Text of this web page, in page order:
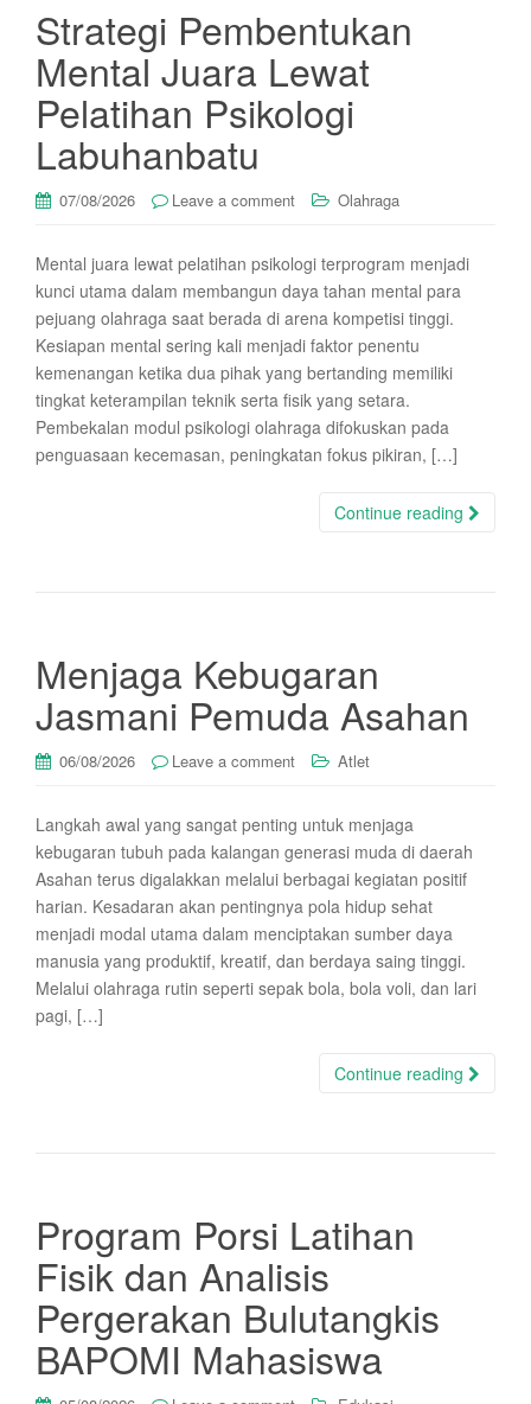
Strategi Pembentukan
Mental Juara Lewat
Pelatihan Psikologi
Labuhanbatu
07/08/2026 Leave a comment Olahraga
Mental juara lewat pelatihan psikologi terprogram menjadi
kunci utama dalam membangun daya tahan mental para
pejuang olahraga saat berada di arena kompetisi tinggi.
Kesiapan mental sering kali menjadi faktor penentu
kemenangan ketika dua pihak yang bertanding memiliki
tingkat keterampilan teknik serta fisik yang setara.
Pembekalan modul psikologi olahraga difokuskan pada
penguasaan kecemasan, peningkatan fokus pikiran, […]
Continue reading
Menjaga Kebugaran
Jasmani Pemuda Asahan
06/08/2026 Leave a comment Atlet
Langkah awal yang sangat penting untuk menjaga
kebugaran tubuh pada kalangan generasi muda di daerah
Asahan terus digalakkan melalui berbagai kegiatan positif
harian. Kesadaran akan pentingnya pola hidup sehat
menjadi modal utama dalam menciptakan sumber daya
manusia yang produktif, kreatif, dan berdaya saing tinggi.
Melalui olahraga rutin seperti sepak bola, bola voli, dan lari
pagi, […]
Continue reading
Program Porsi Latihan
Fisik dan Analisis
Pergerakan Bulutangkis
BAPOMI Mahasiswa